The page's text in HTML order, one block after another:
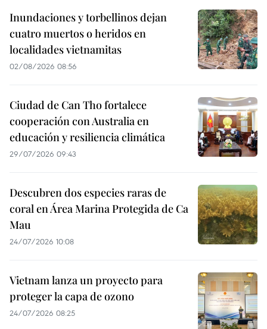
Inundaciones y torbellinos dejan
cuatro muertos o heridos en
localidades vietnamitas
02/08/2026 08:56
Ciudad de Can Tho fortalece
cooperación con Australia en
educación y resiliencia climática
29/07/2026 09:43
Descubren dos especies raras de
coral en Área Marina Protegida de Ca
Mau
24/07/2026 10:08
Vietnam lanza un proyecto para
proteger la capa de ozono
24/07/2026 08:25